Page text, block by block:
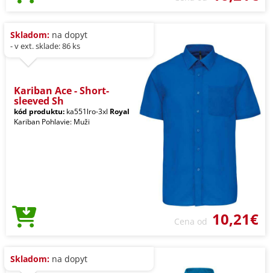
Skladom: na dopyt
- v ext. sklade: 86 ks
Kariban Ace - Short-
sleeved Sh
kód produktu: ka551lro-3xl Royal
Kariban Pohlavie: Muži
Cena od 10,21€
Skladom: na dopyt